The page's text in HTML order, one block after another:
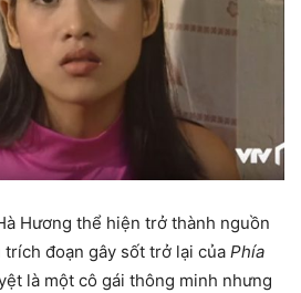
Hương thể hiện trở thành nguồn
đoạn gây sốt trở lại của Phía
là một cô gái thông minh nhưng